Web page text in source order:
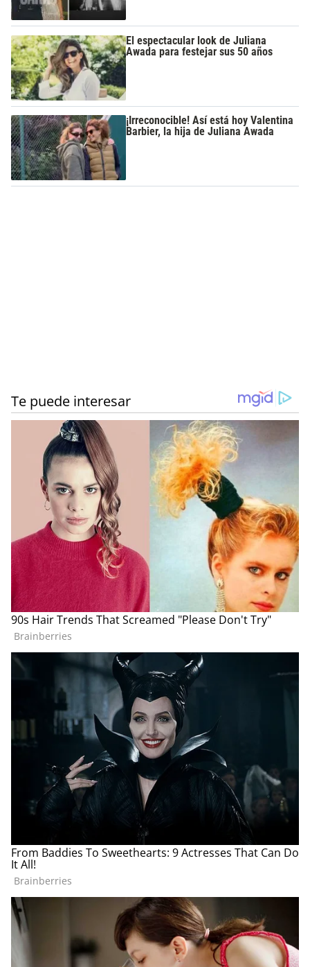
El espectacular look de Juliana
Awada para festejar sus 50 años
¡Irreconocible! Así está hoy Valentina
Barbier, la hija de Juliana Awada